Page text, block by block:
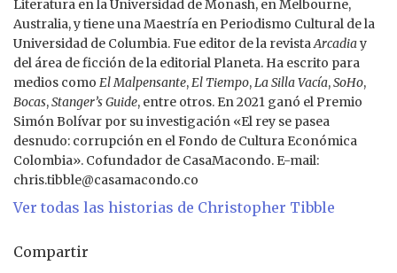
Literatura en la Universidad de Monash, en Melbourne,
Australia, y tiene una Maestría en Periodismo Cultural de la
Universidad de Columbia. Fue editor de la revistaArcadiay
del área de ficción de la editorial Planeta. Ha escrito para
medios como El Malpensante,El Tiempo,La Silla Vacía,SoHo,
Bocas,Stanger’s Guide, entre otros. En 2021 ganó el Premio
Simón Bolívar por su investigación «El rey se pasea
desnudo: corrupción en el Fondo de Cultura Económica
Colombia». Cofundador de CasaMacondo. E-mail:
chris.tibble@casamacondo.co
Ver todas las historias de Christopher Tibble
Compartir